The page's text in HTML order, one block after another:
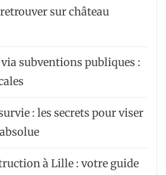
sur château
subventions publiques :
: les secrets pour viser
à Lille : votre guide